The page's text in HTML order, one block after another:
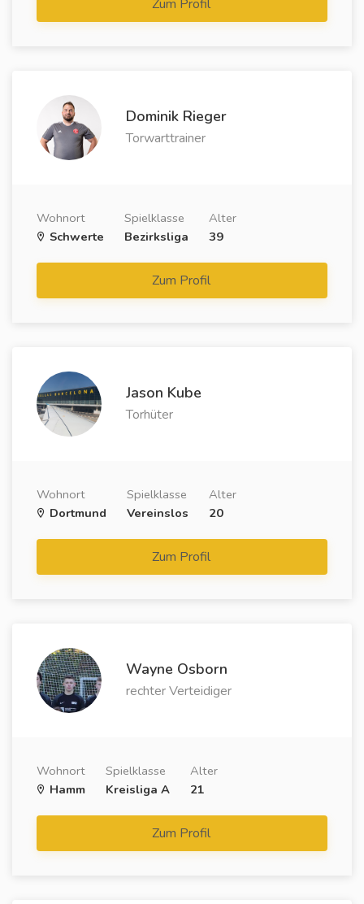
Zum Profil
Dominik Rieger
Torwarttrainer
Wohnort
Schwerte
Spielklasse
Bezirksliga
Alter
39
Zum Profil
Jason Kube
Torhüter
Wohnort
Dortmund
Spielklasse
Vereinslos
Alter
20
Zum Profil
Wayne Osborn
rechter Verteidiger
Wohnort
Hamm
Spielklasse
Kreisliga A
Alter
21
Zum Profil